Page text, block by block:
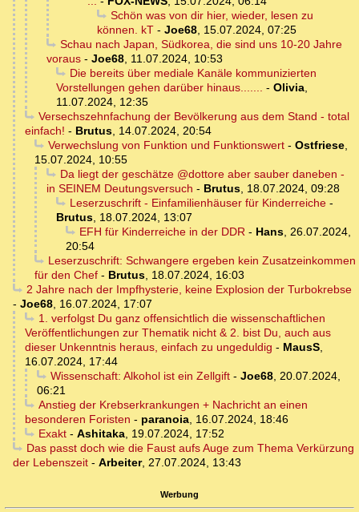
Schön was von dir hier, wieder, lesen zu
können. kT - Joe68, 15.07.2024, 07:25
Schau nach Japan, Südkorea, die sind uns 10-20 Jahre
voraus - Joe68, 11.07.2024, 10:53
Die bereits über mediale Kanäle kommunizierten
Vorstellungen gehen darüber hinaus....... - Olivia,
11.07.2024, 12:35
Versechszehnfachung der Bevölkerung aus dem Stand - total
einfach! - Brutus, 14.07.2024, 20:54
Verwechslung von Funktion und Funktionswert- Ostfriese,
15.07.2024, 10:55
Da liegt der geschätze @dottore aber sauber daneben -
in SEINEM Deutungsversuch - Brutus, 18.07.2024, 09:28
Leserzuschrift - Einfamilienhäuser für Kinderreiche-
Brutus, 18.07.2024, 13:07
EFH für Kinderreiche in der DDR- Hans, 26.07.2024,
20:54
Leserzuschrift: Schwangere ergeben kein Zusatzeinkommen
für den Chef - Brutus, 18.07.2024, 16:03
2 Jahre nach der Impfhysterie, keine Explosion der Turbokrebse
- Joe68, 16.07.2024, 17:07
1. verfolgst Du ganz offensichtlich die wissenschaftlichen
Veröffentlichungen zur Thematik nicht & 2. bist Du, auch aus
dieser Unkenntnis heraus, einfach zu ungeduldig - MausS,
16.07.2024, 17:44
Wissenschaft: Alkohol ist ein Zellgift- Joe68, 20.07.2024,
06:21
Anstieg der Krebserkrankungen + Nachricht an einen
besonderen Foristen - paranoia, 16.07.2024, 18:46
Exakt- Ashitaka, 19.07.2024, 17:52
Das passt doch wie die Faust aufs Auge zum Thema Verkürzung
der Lebenszeit - Arbeiter, 27.07.2024, 13:43
Werbung